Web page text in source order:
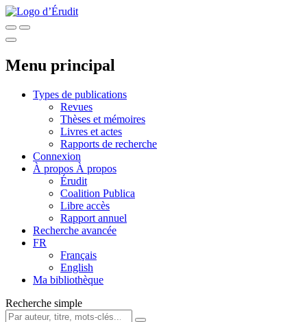
Menu principal
Types de publications
Revues
Thèses et mémoires
Livres et actes
Rapports de recherche
Connexion
À propos À propos
Érudit
Coalition Publica
Libre accès
Rapport annuel
Recherche avancée
FR
Français
English
Ma bibliothèque
Recherche simple